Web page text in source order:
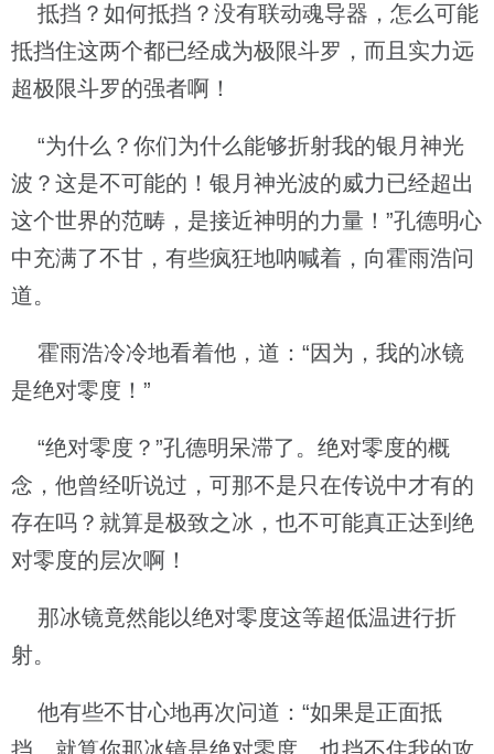
抵挡？如何抵挡？没有联动魂导器，怎么可能
抵挡住这两个都已经成为极限斗罗，而且实力远
超极限斗罗的强者啊！
“为什么？你们为什么能够折射我的银月神光
波？这是不可能的！银月神光波的威力已经超出
这个世界的范畴，是接近神明的力量！”孔德明心
中充满了不甘，有些疯狂地呐喊着，向霍雨浩问
道。
霍雨浩冷冷地看着他，道：“因为，我的冰镜
是绝对零度！”
“绝对零度？”孔德明呆滞了。绝对零度的概
念，他曾经听说过，可那不是只在传说中才有的
存在吗？就算是极致之冰，也不可能真正达到绝
对零度的层次啊！
那冰镜竟然能以绝对零度这等超低温进行折
射。
他有些不甘心地再次问道：“如果是正面抵